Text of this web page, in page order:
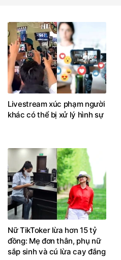
Livestream xúc phạm người
khác có thể bị xử lý hình sự
Nữ TikToker lừa hơn 15 tỷ
đồng: Mẹ đơn thân, phụ nữ
sắp sinh và cú lừa cay đắng